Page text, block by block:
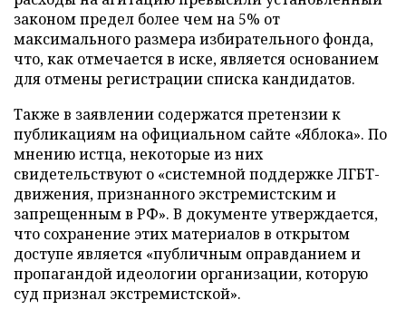
законом предел более чем на 5% от
максимального размера избирательного фонда,
что, как отмечается в иске, является основанием
для отмены регистрации списка кандидатов.
Также в заявлении содержатся претензии к
публикациям на официальном сайте «Яблока». По
мнению истца, некоторые из них
свидетельствуют о «системной поддержке ЛГБТ-
движения, признанного экстремистским и
запрещенным в РФ». В документе утверждается,
что сохранение этих материалов в открытом
доступе является «публичным оправданием и
пропагандой идеологии организации, которую
суд признал экстремистской».